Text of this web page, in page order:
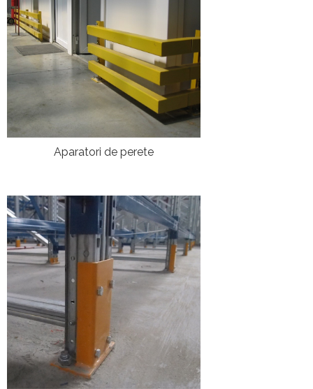
Aparatori de perete